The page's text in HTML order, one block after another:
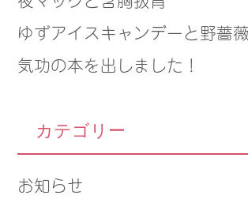
ゆずアイスキャンデーと野薔薇
気功の本を出しました！
カテゴリー
お知らせ